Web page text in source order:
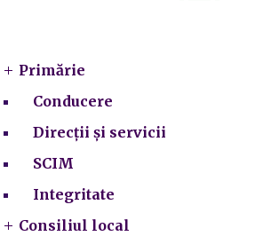
Primărie
Conducere
Direcții și servicii
SCIM
Integritate
Consiliul local